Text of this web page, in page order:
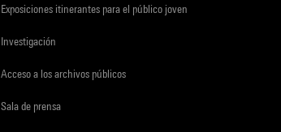
Exposiciones itinerantes para el público joven
Investigación
Acceso a los archivos públicos
Sala de prensa